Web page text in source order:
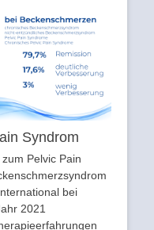
Syndrom
Pelvic Pain
bei
2021